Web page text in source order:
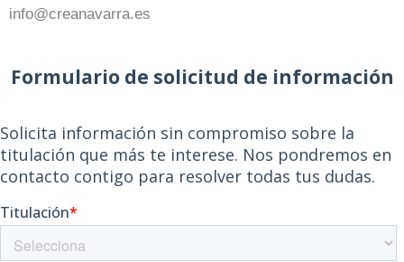
info@creanavarra.es